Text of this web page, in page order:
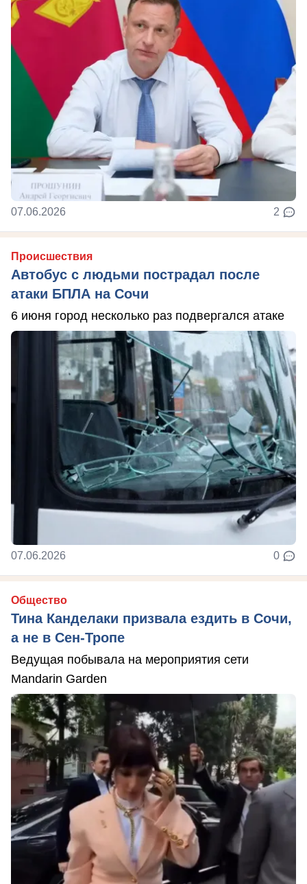
07.06.2026 2
Происшествия
Автобус с людьми пострадал после
атаки БПЛА на Сочи
6 июня город несколько раз подвергался атаке
07.06.2026 0
Общество
Тина Канделаки призвала ездить в Сочи,
а не в Сен-Тропе
Ведущая побывала на мероприятия сети
Mandarin Garden